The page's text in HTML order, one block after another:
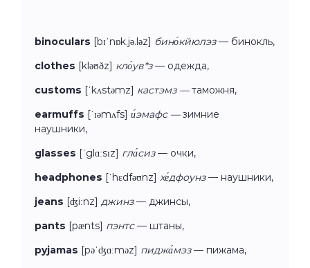
binoculars [bɪˈnɒk.jə.ləz] бино́кйюлэз— бинокль,
clothes [kləʊðz] кло́ув*з— одежда,
customs [ˈkʌstəmz] кастэмз —таможня,
earmuffs [ˈɪəmʌfs] и́эмафс —зимние
наушники,
glasses [ˈglɑːsɪz] гла́сиз— очки,
headphones [ˈhɛdfəʊnz] хе́дфоунз— наушники,
jeans [ʤiːnz] джинз— джинсы,
pants [pænts] пэнтс— штаны,
pyjamas [pəˈʤɑːməz] пиджа́мэз— пижама,